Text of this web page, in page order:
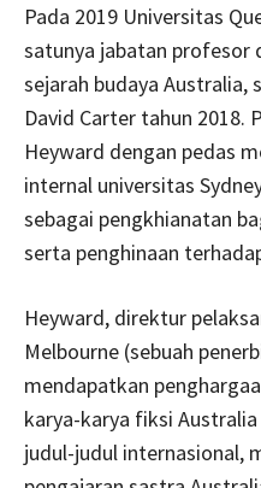
Pada 2019 Universitas
satunya jabatan profesor
sejarah budaya Australia,
David Carter tahun 2018.
Heyward dengan pedas
internal universitas
sebagai pengkhianatan
serta penghinaan
Heyward, direktur
Melbourne (sebuah
mendapatkan
karya-karya fiksi
judul-judul internasional,